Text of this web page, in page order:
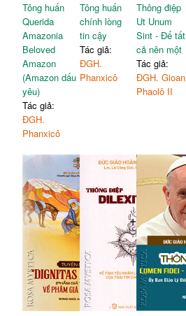
Tông huấn
Querida
Amazonia
Beloved
Amazon
(Amazon dấu
yêu)
Tác giả:
ĐGH.
Phanxicô
Tông huấn
chính lòng
tin cậy
Tác giả:
ĐGH.
Phanxicô
Thông điệp
Ut Unum
Sint - Để tất
cả nên một
Tác giả:
ĐGH. Gioan
Phaolô II